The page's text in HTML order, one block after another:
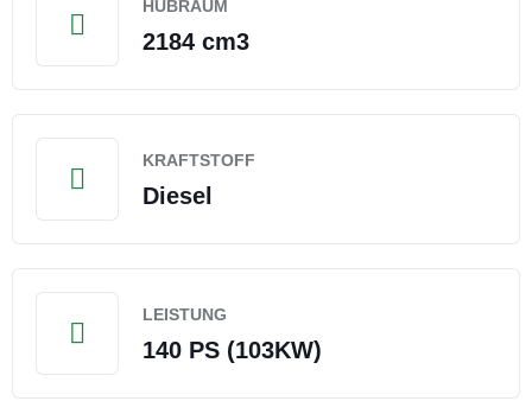
HUBRAUM
2184 cm3
KRAFTSTOFF
Diesel
LEISTUNG
140 PS (103KW)